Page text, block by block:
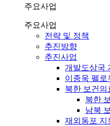
주요사업
주요사업
전략 및 정책
추진방향
추진사업
개발도상국
이종욱 펠로
북한 보건의
북한
남북
재외동포 지